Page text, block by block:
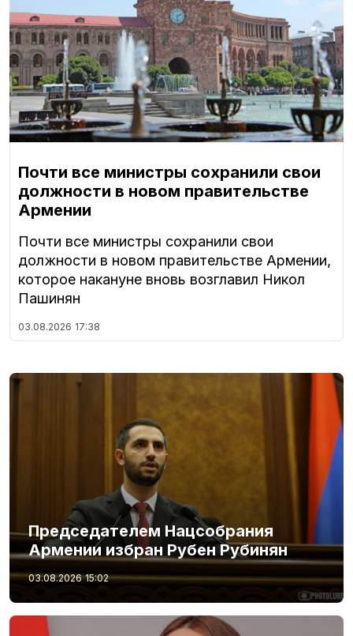
Почти все министры сохранили свои
должности в новом правительстве
Армении
Почти все министры сохранили свои
должности в новом правительстве Армении,
которое накануне вновь возглавил Никол
Пашинян
03.08.2026 17:38
Председателем Нацсобрания
Армении избран Рубен Рубинян
03.08.2026 15:02